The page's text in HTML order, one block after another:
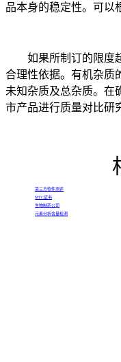
品本身的稳定性。可以
如果所制订的限度超
合理性依据。有机杂质
未知杂质及总杂质。在
市产品进行质量对比研
第三方软件测评
MTC证书
生物制药公司
元素分析含量检测